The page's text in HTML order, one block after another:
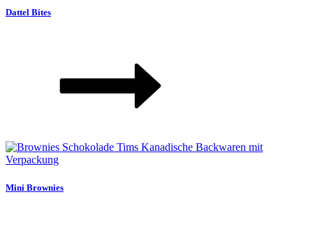
Dattel Bites
Mini Brownies